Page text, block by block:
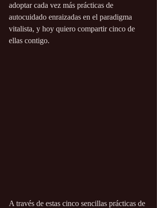
adoptar cada vez más prácticas de
autocuidado enraizadas en el paradigma
vitalista, y hoy quiero compartir cinco de
ellas contigo.
A través de estas cinco sencillas prácticas de